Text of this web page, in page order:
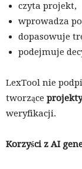
czyta projekt,
wprowadza
dopasowuje
podejmuje
LexTool nie
tworzące
weryfikacji.
Korzyści z AI